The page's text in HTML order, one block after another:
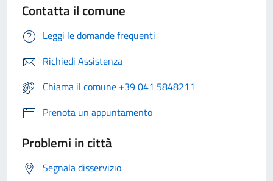
Contatta il comune
Leggi le domande frequenti
Richiedi Assistenza
Chiama il comune +39 041 5848211
Prenota un appuntamento
Problemi in città
Segnala disservizio